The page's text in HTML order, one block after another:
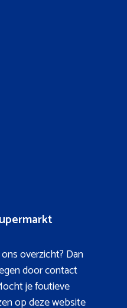
overzicht? Dan
door contact
je foutieve
op deze website